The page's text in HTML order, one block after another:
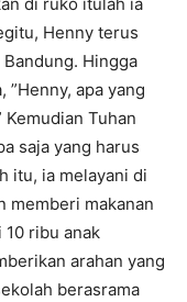
Henny terus
Hingga
”Henny, apa yang
Tuhan
saja yang harus
itu, ia melayani di
memberi makanan
ribu anak
arahan yang
berasrama